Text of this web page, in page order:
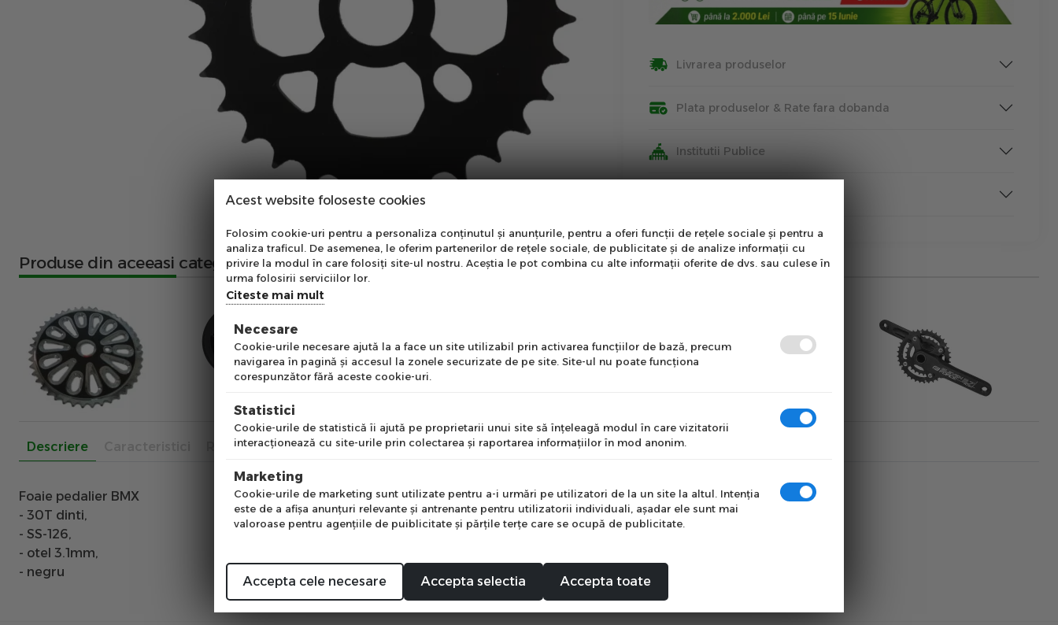
Livrarea produselor
Plata produselor & Rate fara dobanda
Institutii Publice
Produse din aceeasi categorie
Descriere Recenzii
Foaie pedalier BMX
- 30T dinti,
- SS-126,
- otel 3.1mm,
- negru
Acest website foloseste cookies
Folosim cookie-uri pentru a personaliza conținutul și anunțurile, pentru a oferi funcții de rețele sociale și pentru a
analiza traficul. De asemenea, le oferim partenerilor de rețele sociale, de publicitate și de analize informații cu
privire la modul în care folosiți site-ul nostru. Aceștia le pot combina cu alte informații oferite de dvs. sau culese în
urma folosirii serviciilor lor.
Citeste mai mult
Necesare
Cookie-urile necesare ajută la a face un site utilizabil prin activarea funcţiilor de bază, precum
navigarea în pagină şi accesul la zonele securizate de pe site. Site-ul nu poate funcţiona
corespunzător fără aceste cookie-uri.
Statistici
Cookie-urile de statistică îi ajută pe proprietarii unui site să înţeleagă modul în care vizitatorii
interacţionează cu site-urile prin colectarea şi raportarea informaţiilor în mod anonim.
Marketing
Cookie-urile de marketing sunt utilizate pentru a-i urmări pe utilizatori de la un site la altul. Intenţia
este de a afişa anunţuri relevante şi antrenante pentru utilizatorii individuali, aşadar ele sunt mai
valoroase pentru agenţiile de puiblicitate şi părţile terţe care se ocupă de publicitate.
Accepta cele necesare Accepta selectia Accepta toate
Abonare Newsletter
Abonează-te la newsletter
pentru a primi cele mai noi
Mă abonez